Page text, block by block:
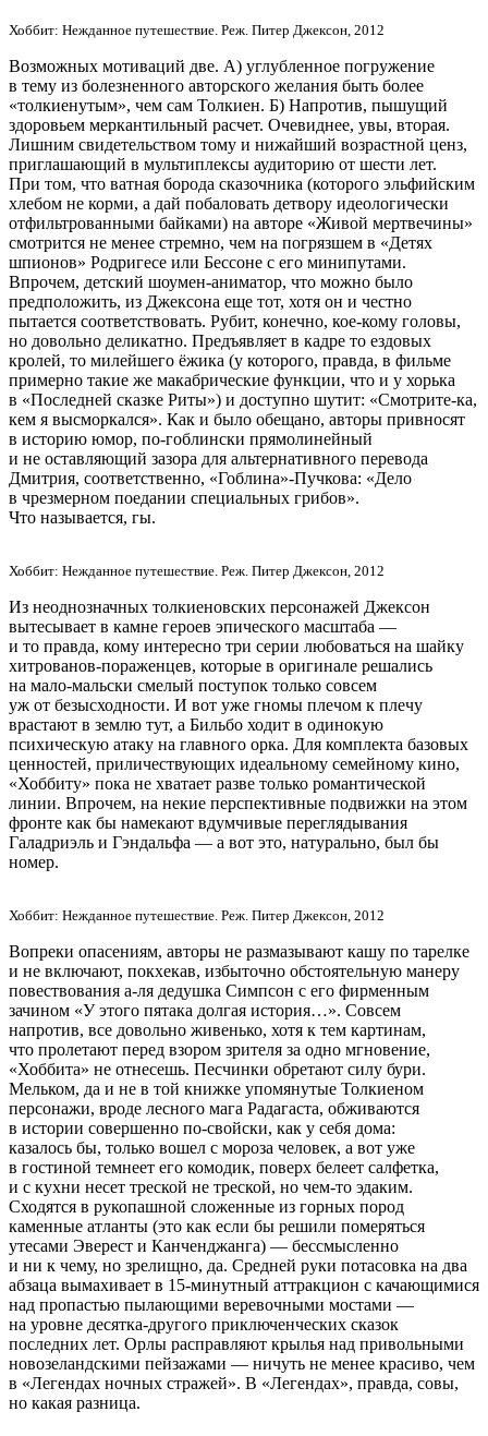
Хоббит: Нежданное путешествие. Реж. Питер Джексон, 2012
Возможных мотиваций две. А) углубленное погружение
в тему из болезненного авторского желания быть более
«толкиенутым», чем сам Толкиен. Б) Напротив, пышущий
здоровьем меркантильный расчет. Очевиднее, увы, вторая.
Лишним свидетельством тому и нижайший возрастной ценз,
приглашающий в мультиплексы аудиторию от шести лет.
При том, что ватная борода сказочника (которого эльфийским
хлебом не корми, а дай побаловать детвору идеологически
отфильтрованными байками) на авторе «Живой мертвечины»
смотрится не менее стремно, чем на погрязшем в «Детях
шпионов» Родригесе или Бессоне с его минипутами.
Впрочем, детский шоумен-аниматор, что можно было
предположить, из Джексона еще тот, хотя он и честно
пытается соответствовать. Рубит, конечно, кое-кому головы,
но довольно деликатно. Предъявляет в кадре то ездовых
кролей, то милейшего ёжика (у которого, правда, в фильме
примерно такие же макабрические функции, что и у хорька
в «Последней сказке Риты») и доступно шутит: «Смотрите-ка,
кем я высморкался». Как и было обещано, авторы привносят
в историю юмор, по-гоблински прямолинейный
и не оставляющий зазора для альтернативного перевода
Дмитрия, соответственно, «Гоблина»-Пучкова: «Дело
в чрезмерном поедании специальных грибов».
Что называется, гы.
Хоббит: Нежданное путешествие. Реж. Питер Джексон, 2012
Из неоднозначных толкиеновских персонажей Джексон
вытесывает в камне героев эпического масштаба —
и то правда, кому интересно три серии любоваться на шайку
хитрованов-пораженцев, которые в оригинале решались
на мало-мальски смелый поступок только совсем
уж от безысходности. И вот уже гномы плечом к плечу
врастают в землю тут, а Бильбо ходит в одинокую
психическую атаку на главного орка. Для комплекта базовых
ценностей, приличествующих идеальному семейному кино,
«Хоббиту» пока не хватает разве только романтической
линии. Впрочем, на некие перспективные подвижки на этом
фронте как бы намекают вдумчивые переглядывания
Галадриэль и Гэндальфа — а вот это, натурально, был бы
номер.
Хоббит: Нежданное путешествие. Реж. Питер Джексон, 2012
Вопреки опасениям, авторы не размазывают кашу по тарелке
и не включают, покхекав, избыточно обстоятельную манеру
повествования а-ля дедушка Симпсон с его фирменным
зачином «У этого пятака долгая история…». Совсем
напротив, все довольно живенько, хотя к тем картинам,
что пролетают перед взором зрителя за одно мгновение,
«Хоббита» не отнесешь. Песчинки обретают силу бури.
Мельком, да и не в той книжке упомянутые Толкиеном
персонажи, вроде лесного мага Радагаста, обживаются
в истории совершенно по-свойски, как у себя дома:
казалось бы, только вошел с мороза человек, а вот уже
в гостиной темнеет его комодик, поверх белеет салфетка,
и с кухни несет треской не треской, но чем-то эдаким.
Сходятся в рукопашной сложенные из горных пород
каменные атланты (это как если бы решили померяться
утесами Эверест и Канченджанга) — бессмысленно
и ни к чему, но зрелищно, да. Средней руки потасовка на два
абзаца вымахивает в 15-минутный аттракцион с качающимися
над пропастью пылающими веревочными мостами —
на уровне десятка-другого приключенческих сказок
последних лет. Орлы расправляют крылья над привольными
новозеландскими пейзажами — ничуть не менее красиво, чем
в «Легендах ночных стражей». В «Легендах», правда, совы,
но какая разница.